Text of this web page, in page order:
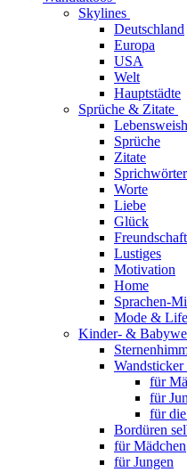
Skylines
Deutschland
Europa
USA
Welt
Hauptstädte
Sprüche & Zitate
Sprüche
Zitate
Sprichwörter
Worte
Liebe
Glück
Freundschaft
Lustiges
Motivation
Home
Sprachen-
Mode &
Kinder- &
Wandsticker
für
für
für
Bordüren
für Mädchen
für Jungen